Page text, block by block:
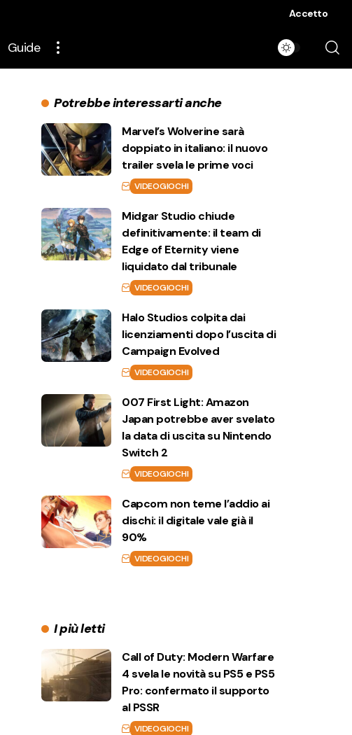
Accetto
Guide
Potrebbe interessarti anche
Marvel’s Wolverine sarà
doppiato in italiano: il nuovo
trailer svela le prime voci
VIDEOGIOCHI
Midgar Studio chiude
definitivamente: il team di
Edge of Eternity viene
liquidato dal tribunale
VIDEOGIOCHI
Halo Studios colpita dai
licenziamenti dopo l’uscita di
Campaign Evolved
VIDEOGIOCHI
007 First Light: Amazon
Japan potrebbe aver svelato
la data di uscita su Nintendo
Switch 2
VIDEOGIOCHI
Capcom non teme l’addio ai
dischi: il digitale vale già il
90%
VIDEOGIOCHI
I più letti
Call of Duty: Modern Warfare
4 svela le novità su PS5 e PS5
Pro: confermato il supporto
al PSSR
VIDEOGIOCHI